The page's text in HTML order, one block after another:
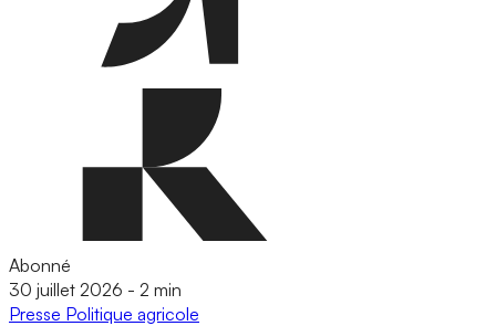
Abonné
30 juillet 2026 - 2 min
Presse Politique agricole